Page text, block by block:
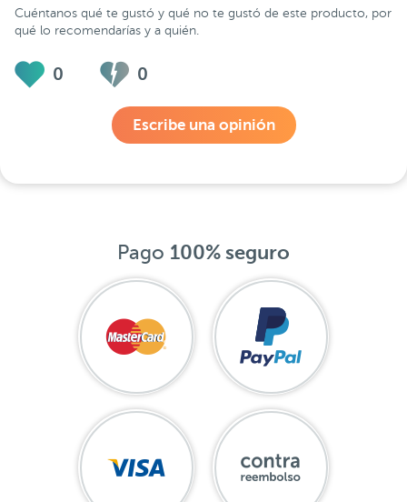
Cuéntanos qué te gustó y qué no te gustó de este producto, por
qué lo recomendarías y a quién.
0 0
Escribe una opinión
Pago 100% seguro